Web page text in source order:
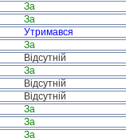
За
За
Утримався
За
Відсутній
За
Відсутній
Відсутній
За
За
За